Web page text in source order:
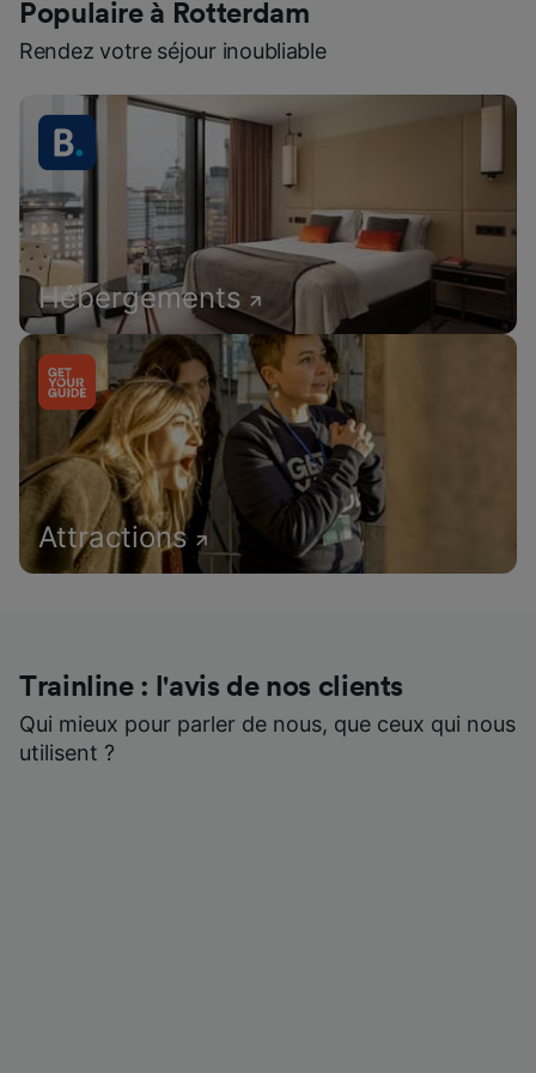
Populaire à Rotterdam
Rendez votre séjour inoubliable
Hébergements
Attractions
Trainline : l'avis de nos clients
Qui mieux pour parler de nous, que ceux qui nous
utilisent ?